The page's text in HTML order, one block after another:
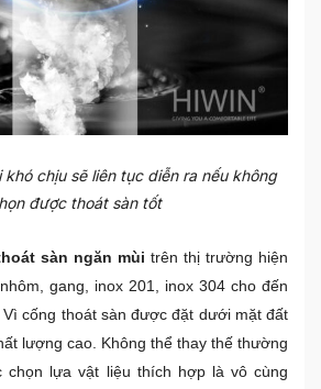
khó chịu sẽ liên tục diễn ra nếu không
được thoát sàn tốt
sàn ngăn mùi trên thị trường hiện
gang, inox 201, inox 304 cho đến
cống thoát sàn được đặt dưới mặt đất
lượng cao. Không thể thay thế thường
chọn lựa vật liệu thích hợp là vô cùng